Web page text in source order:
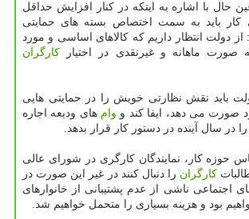
حال با اشاره به اینكه در كنار افزایش حداقل
كار باید به سمت اختصاص بسته های حمایتی
دولت انتظار داریم كه كالاهای اساسی و مورد
صورت ماهانه و غیرنقدی در اختیار كارگران
باید نقش نظارتی خویش را در حمایتی هایی
صورت می دهد، ایفا كند و وام های ودیعه اجاره
را در سال آینده در دستور كار قرار بدهد.
حوزه كار، نمایندگان كارگری در شورای عالی
كارگران را دنبال كنند در غیر این صورت در
اجتماعی ناشی از عدم پشتیبانی از خانوارهای
بود و هزینه بسیاری را متحمل خواهیم شد.